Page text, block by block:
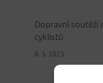
Dopravní soutěži
cyklistů
8. 5. 2025